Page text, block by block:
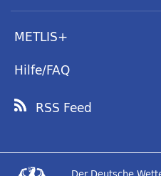
METLIS+
Hilfe/FAQ
RSS Feed